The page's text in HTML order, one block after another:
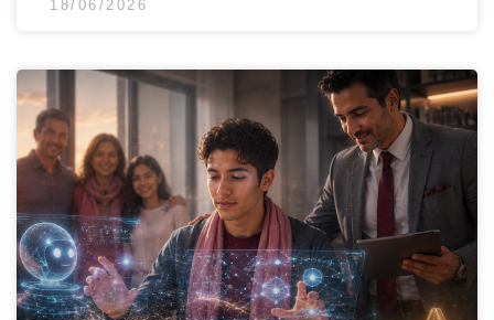
18/06/2026